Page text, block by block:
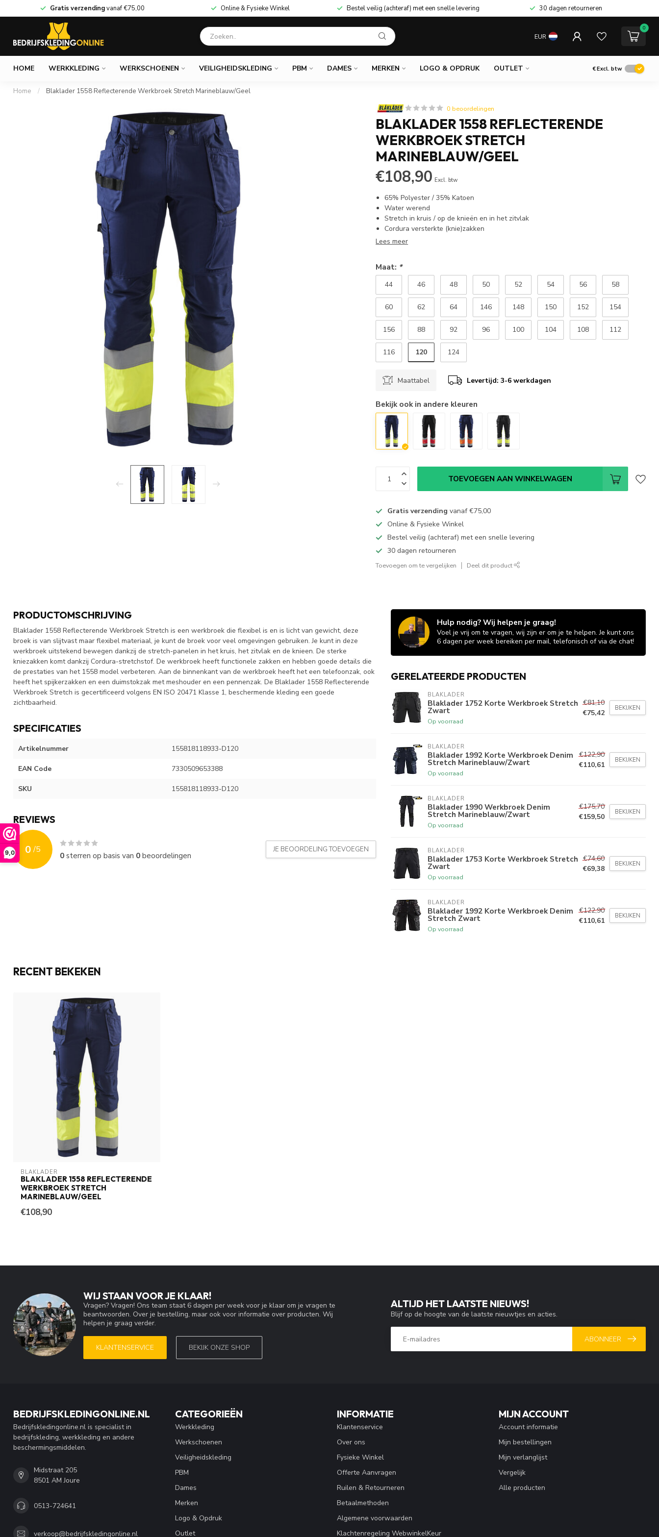
9,0
Gratis verzendingvanaf€75,00 Online & Fysieke Winkel Bestel veilig (achteraf) met een snelle levering 30 dagen retourneren
EUR
0
HOME WERKKLEDING WERKSCHOENEN VEILIGHEIDSKLEDING PBM DAMES MERKEN LOGO & OPDRUK OUTLET €Excl. btw
Home / Blaklader 1558 Reflecterende Werkbroek Stretch Marineblauw/Geel
0 beoordelingen
BLAKLADER 1558 REFLECTERENDE
WERKBROEK STRETCH
MARINEBLAUW/GEEL
€108,90 Excl. btw
65% Polyester / 35% Katoen
Water werend
Stretch in kruis / op de knieën en in het zitvlak
Cordura versterkte (knie)zakken
Lees meer
Maat: *
44 46 48 50 52 54 56 58
60 62 64 146 148 150 152 154
156 88 92 96 100 104 108 112
116 120 124
Maattabel Levertijd: 3-6 werkdagen
Bekijk ook in andere kleuren
TOEVOEGEN AAN WINKELWAGEN
Gratis verzending vanaf€75,00
Online & Fysieke Winkel
Bestel veilig (achteraf) met een snelle levering
30 dagen retourneren
Toevoegen om te vergelijken Deel dit product
PRODUCTOMSCHRIJVING
Blaklader 1558 Reflecterende Werkbroek Stretch is een werkbroek die flexibel is en is licht van gewicht, deze
broek is van slijtvast maar flexibel materiaal, je kunt de broek voor veel omgevingen gebruiken. Je kunt in deze
werkbroek uitstekend bewegen dankzij de stretch-panelen in het kruis, het zitvlak en de knieen. De sterke
kniezakken komt dankzij Cordura-stretchstof. De werkbroek heeft functionele zakken en hebben goede details die
de prestaties van het 1558 model verbeteren. Aan de binnenkant van de werkbroek heeft het een telefoonzak, ook
heeft het spijkerzakken en een duimstokzak met meshouder en een pennenzak. De Blaklader 1558 Reflecterende
Werkbroek Stretch is gecertificeerd volgens EN ISO 20471 Klasse 1, beschermende kleding een goede
zichtbaarheid.
SPECIFICATIES
Artikelnummer 155818118933-D120
EAN Code 7330509653388
SKU 155818118933-D120
REVIEWS
0 /5
0sterren op basis van 0beoordelingen
JE BEOORDELING TOEVOEGEN
Hulp nodig? Wij helpen je graag!
Voel je vrij om te vragen, wij zijn er om je te helpen. Je kunt ons
6 dagen per week bereiken per mail, telefonisch of via de chat!
GERELATEERDE PRODUCTEN
BLAKLADER
Blaklader 1752 Korte Werkbroek Stretch
Zwart
Op voorraad
€81,10
€75,42
BEKIJKEN
BLAKLADER
Blaklader 1992 Korte Werkbroek Denim
Stretch Marineblauw/Zwart
Op voorraad
€122,90
€110,61
BEKIJKEN
BLAKLADER
Blaklader 1990 Werkbroek Denim
Stretch Marineblauw/Zwart
Op voorraad
€175,70
€159,50
BEKIJKEN
BLAKLADER
Blaklader 1753 Korte Werkbroek Stretch
Zwart
Op voorraad
€74,60
€69,38
BEKIJKEN
BLAKLADER
Blaklader 1992 Korte Werkbroek Denim
Stretch Zwart
Op voorraad
€122,90
€110,61
BEKIJKEN
RECENT BEKEKEN
BLAKLADER
BLAKLADER 1558 REFLECTERENDE
WERKBROEK STRETCH
MARINEBLAUW/GEEL
€108,90
WIJ STAAN VOOR JE KLAAR!
Vragen? Vragen! Ons team staat 6 dagen per week voor je klaar om je vragen te
beantwoorden. Over je bestelling, maar ook voor informatie over producten. Wij
helpen je graag verder.
KLANTENSERVICE BEKIJK ONZE SHOP
ALTIJD HET LAATSTE NIEUWS!
Blijf op de hoogte van de laatste nieuwtjes en acties.
ABONNEER
BEDRIJFSKLEDINGONLINE.NL
Bedrijfskledingonline.nl is specialist in
bedrijfskleding, werkkleding en andere
beschermingsmiddelen.
Midstraat 205
8501 AM Joure
0513-724641
verkoop@bedrijfskledingonline.nl
CATEGORIEËN
Werkkleding
Werkschoenen
Veiligheidskleding
PBM
Dames
Merken
Logo & Opdruk
Outlet
INFORMATIE
Klantenservice
Over ons
Fysieke Winkel
Offerte Aanvragen
Ruilen & Retourneren
Betaalmethoden
Algemene voorwaarden
Klachtenregeling WebwinkelKeur
MIJN ACCOUNT
Account informatie
Mijn bestellingen
Mijn verlanglijst
Vergelijk
Alle producten